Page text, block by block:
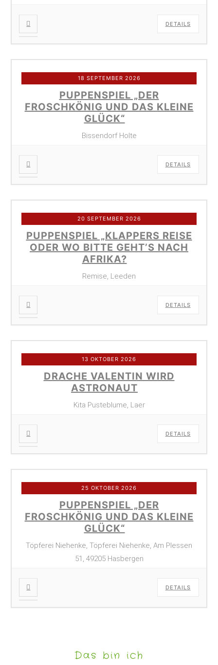
DETAILS
18 SEPTEMBER 2026
PUPPENSPIEL „DER
FROSCHKÖNIG UND DAS KLEINE
GLÜCK“
Bissendorf Holte
DETAILS
20 SEPTEMBER 2026
PUPPENSPIEL „KLAPPERS REISE
ODER WO BITTE GEHT’S NACH
AFRIKA?
Remise, Leeden
DETAILS
13 OKTOBER 2026
DRACHE VALENTIN WIRD
ASTRONAUT
Kita Pusteblume, Laer
DETAILS
25 OKTOBER 2026
PUPPENSPIEL „DER
FROSCHKÖNIG UND DAS KLEINE
GLÜCK“
Töpferei Niehenke, Töpferei Niehenke, Am Plessen
51, 49205 Hasbergen
DETAILS
Das bin ich